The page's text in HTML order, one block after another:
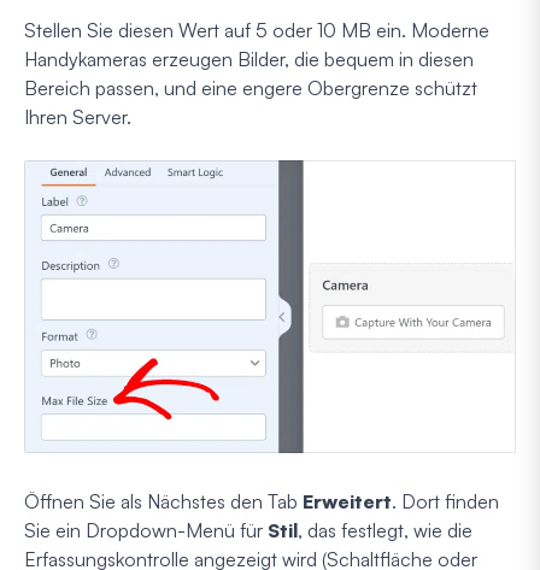
Stellen Sie diesen Wert auf 5 oder 10 MB ein. Moderne
Handykameras erzeugen Bilder, die bequem in diesen
Bereich passen, und eine engere Obergrenze schützt
Ihren Server.
Öffnen Sie als Nächstes den Tab Erweitert. Dort finden
Sie ein Dropdown-Menü für Stil, das festlegt, wie die
Erfassungskontrolle angezeigt wird (Schaltfläche oder